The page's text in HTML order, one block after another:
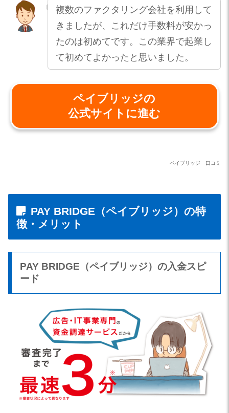
複数のファクタリング会社を利用して
きましたが、これだけ手数料が安かっ
たのは初めてです。この業界で起業し
て初めてよかったと思いました。
ペイブリッジの
公式サイトに進む
ペイブリッジ 口コミ
PAY BRIDGE（ペイブリッジ）の特
徴・メリット
PAY BRIDGE（ペイブリッジ）の入金スピ
ード